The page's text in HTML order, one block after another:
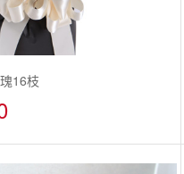
16枝